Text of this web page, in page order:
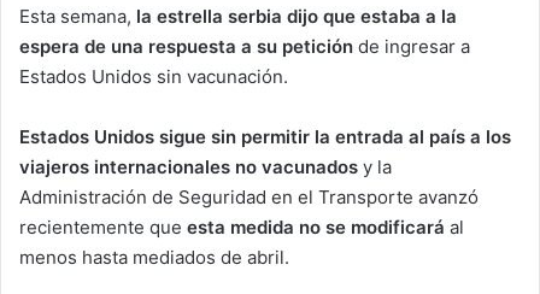
l
Esta semana, la estrella serbia dijo que estaba a la
espera de una respuesta a su petición de ingresar a
Estados Unidos sin vacunación.
Estados Unidos sigue sin permitir la entrada al país a los
viajeros internacionales no vacunados y la
Administración de Seguridad en el Transporte avanzó
recientemente que esta medida no se modificará al
menos hasta mediados de abril.